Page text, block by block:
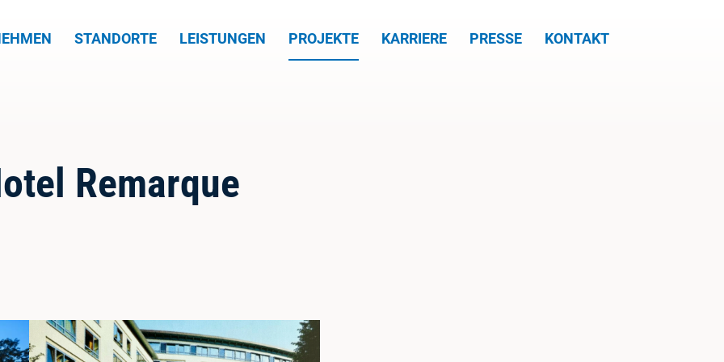
STANDORTE LEISTUNGEN PROJEKTE KARRIERE PRESSE KONTAKT
Remarque